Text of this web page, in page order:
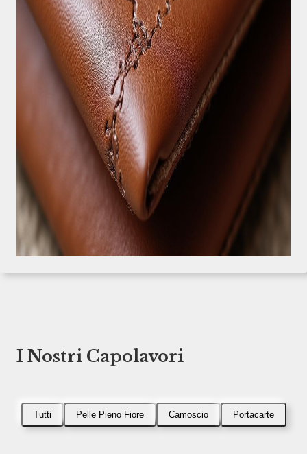
I Nostri Capolavori
Tutti Pelle Pieno Fiore Camoscio Portacarte